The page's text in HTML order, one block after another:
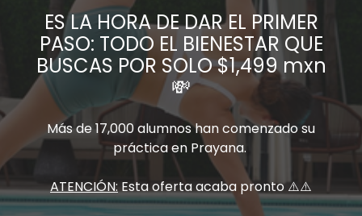
ES LA HORA DE DAR EL PRIMER
PASO: TODO EL BIENESTAR QUE
BUSCAS POR SOLO $1,499 mxn
💸
Más de 17,000 alumnos han comenzado su
práctica en Prayana.
ATENCIÓN:Esta oferta acaba pronto ⚠️⚠️